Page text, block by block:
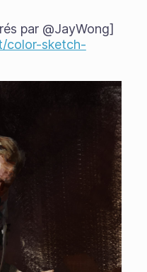
par @JayWong]
color-sketch-